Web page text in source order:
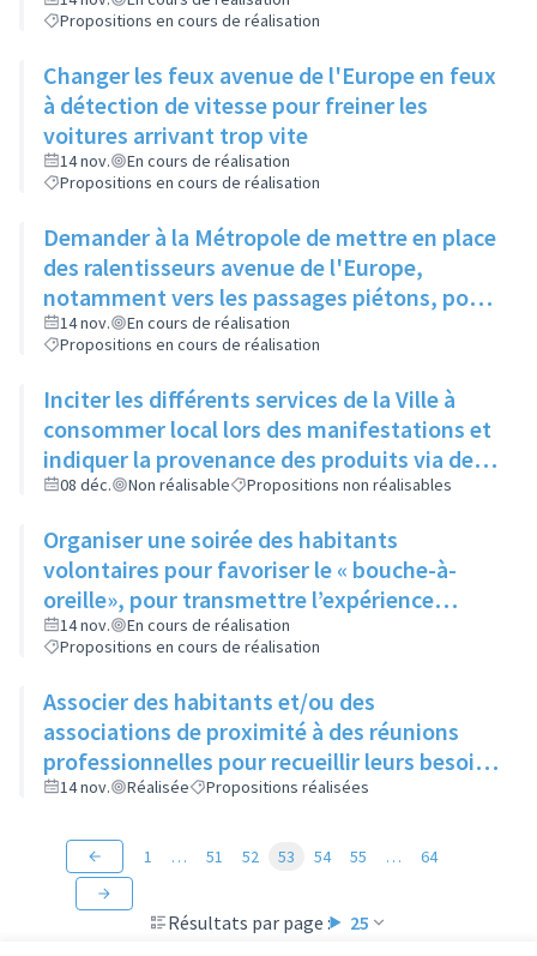
Propositions en cours de réalisation
Changer les feux avenue de l'Europe en feux
à détection de vitesse pour freiner les
voitures arrivant trop vite
14 nov.
En cours de réalisation
Propositions en cours de réalisation
Demander à la Métropole de mettre en place
des ralentisseurs avenue de l'Europe,
notamment vers les passages piétons, pour
plus de sécurité
14 nov.
En cours de réalisation
Propositions en cours de réalisation
Inciter les différents services de la Ville à
consommer local lors des manifestations et
indiquer la provenance des produits via des
cartes de visite laissées à disposition
08 déc. Non réalisable Propositions non réalisables
Organiser une soirée des habitants
volontaires pour favoriser le « bouche-à-
oreille», pour transmettre l’expérience
acquise et pour mobiliser de nouvelles
recrues (médiateur)
14 nov.
En cours de réalisation
Propositions en cours de réalisation
Associer des habitants et/ou des
associations de proximité à des réunions
professionnelles pour recueillir leurs besoins
et idées pour imaginer de nouvelles actions
14 nov. Réalisée Propositions réalisées
Résultats par page : 25
1 … 51 52 53 54 55 … 64